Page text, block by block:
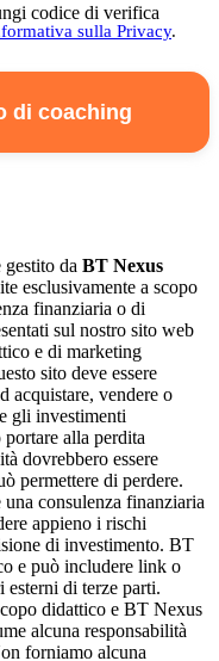
codice di verifica
sulla Privacy.
di coaching
gestito da BT Nexus
esclusivamente a scopo
finanziaria o di
sul nostro sito web
e di marketing
sito deve essere
acquistare, vendere o
gli investimenti
alla perdita
dovrebbero essere
permettere di perdere.
consulenza finanziaria
appieno i rischi
di investimento. BT
e può includere link o
di terze parti.
didattico e BT Nexus
alcuna responsabilità
forniamo alcuna